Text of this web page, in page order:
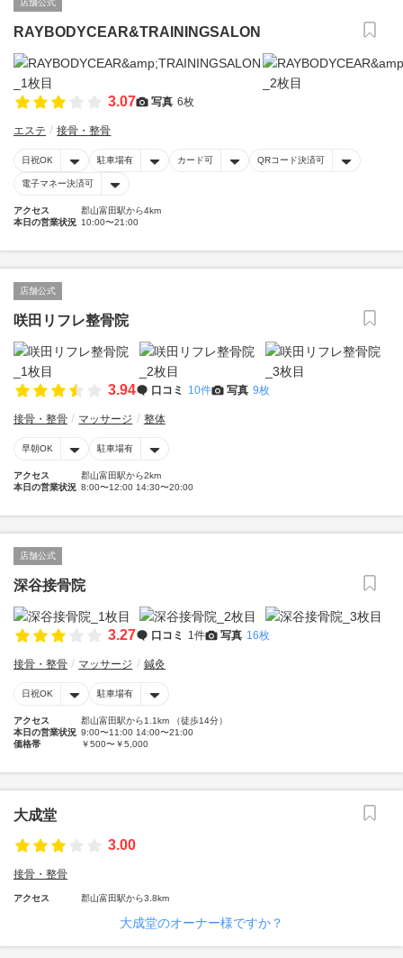
店舗公式
RAYBODYCEAR&TRAININGSALON
3.07 写真 6枚
エステ 接骨・整骨
日祝OK 駐車場有 カード可 QRコード決済可
電子マネー決済可
アクセス
郡山富田駅から4km
本日の営業状況 10:00〜21:00
店舗公式
咲田リフレ整骨院
3.94 口コミ 10件 写真 9枚
接骨・整骨 マッサージ 整体
早朝OK 駐車場有
アクセス
郡山富田駅から2km
本日の営業状況 8:00〜12:00 14:30〜20:00
店舗公式
深谷接骨院
3.27 口コミ 1件 写真 16枚
接骨・整骨 マッサージ 鍼灸
日祝OK 駐車場有
アクセス
郡山富田駅から1.1km （徒歩14分）
本日の営業状況 9:00〜11:00 14:00〜21:00
価格帯
￥500〜￥5,000
大成堂
3.00
接骨・整骨
アクセス 郡山富田駅から3.8km
大成堂のオーナー様ですか？